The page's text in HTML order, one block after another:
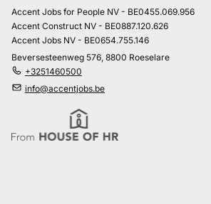
Accent Jobs for People NV - BE0455.069.956
Accent Construct NV - BE0887.120.626
Accent Jobs NV - BE0654.755.146
Beversesteenweg 576, 8800 Roeselare
+3251460500
info@accentjobs.be